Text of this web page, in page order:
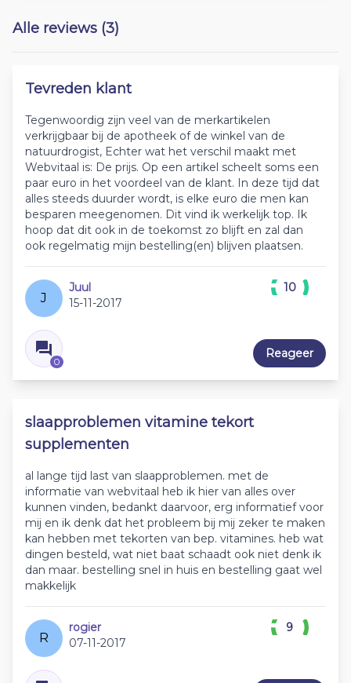
Alle reviews (3)
Tevreden klant
Tegenwoordig zijn veel van de merkartikelen
verkrijgbaar bij de apotheek of de winkel van de
natuurdrogist, Echter wat het verschil maakt met
Webvitaal is: De prijs. Op een artikel scheelt soms een
paar euro in het voordeel van de klant. In deze tijd dat
alles steeds duurder wordt, is elke euro die men kan
besparen meegenomen. Dit vind ik werkelijk top. Ik
hoop dat dit ook in de toekomst zo blijft en zal dan
ook regelmatig mijn bestelling(en) blijven plaatsen.
J
Juul
15-11-2017
0
10
Reageer
slaapproblemen vitamine tekort
supplementen
al lange tijd last van slaapproblemen. met de
informatie van webvitaal heb ik hier van alles over
kunnen vinden, bedankt daarvoor, erg informatief voor
mij en ik denk dat het probleem bij mij zeker te maken
kan hebben met tekorten van bep. vitamines. heb wat
dingen besteld, wat niet baat schaadt ook niet denk ik
dan maar. bestelling snel in huis en bestelling gaat wel
makkelijk
R
rogier
07-11-2017
9